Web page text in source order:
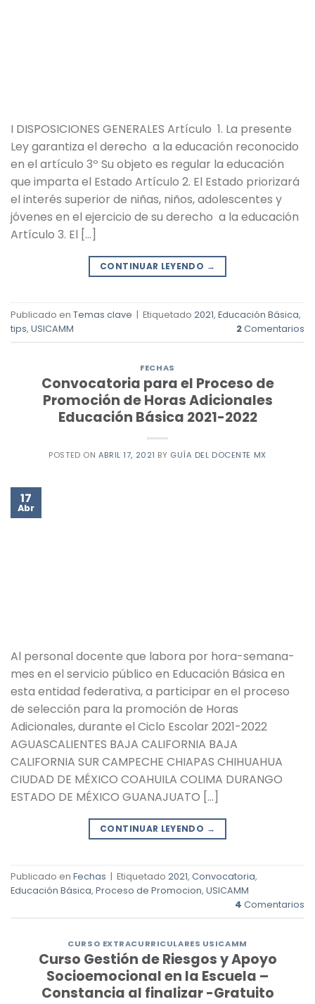
I DISPOSICIONES GENERALES Artículo 1. La presente
Ley garantiza el derecho a la educación reconocido
en el artículo 3º Su objeto es regular la educación
que imparta el Estado Artículo 2. El Estado priorizará
el interés superior de niñas, niños, adolescentes y
jóvenes en el ejercicio de su derecho a la educación
Artículo 3. El […]
CONTINUAR LEYENDO →
Publicado en Temas clave | Etiquetado 2021, Educación Básica,
tips, USICAMM 2Comentarios
FECHAS
Convocatoria para el Proceso de
Promoción de Horas Adicionales
Educación Básica 2021-2022
POSTED ON ABRIL 17, 2021 BY GUÍA DEL DOCENTE MX
17
Abr
Al personal docente que labora por hora-semana-
mes en el servicio público en Educación Básica en
esta entidad federativa, a participar en el proceso
de selección para la promoción de Horas
Adicionales, durante el Ciclo Escolar 2021-2022
AGUASCALIENTES BAJA CALIFORNIA BAJA
CALIFORNIA SUR CAMPECHE CHIAPAS CHIHUAHUA
CIUDAD DE MÉXICO COAHUILA COLIMA DURANGO
ESTADO DE MÉXICO GUANAJUATO […]
CONTINUAR LEYENDO →
Publicado en Fechas | Etiquetado 2021, Convocatoria,
Educación Básica, Proceso de Promocion, USICAMM
4 Comentarios
CURSO EXTRACURRICULARES USICAMM
Curso Gestión de Riesgos y Apoyo
Socioemocional en la Escuela –
Constancia al finalizar -Gratuito